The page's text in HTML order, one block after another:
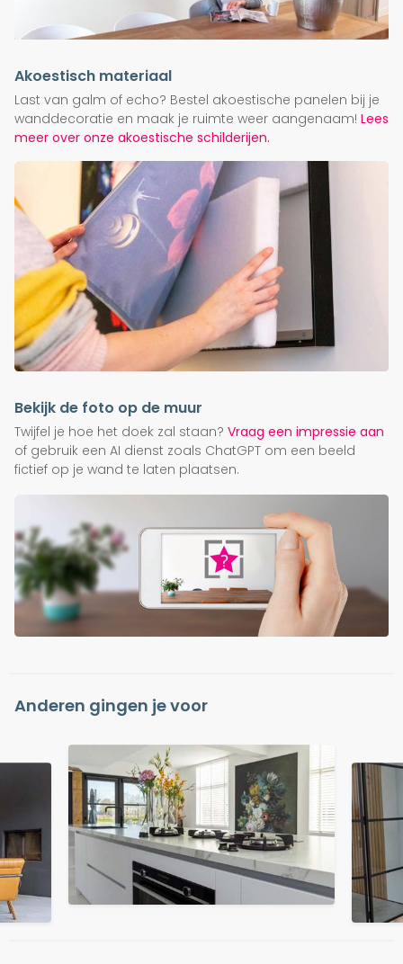
Akoestisch materiaal
Last van galm of echo? Bestel akoestische panelen bij je
wanddecoratie en maak je ruimte weer aangenaam! Lees
meer over onze akoestische schilderijen.
Bekijk de foto op de muur
Twijfel je hoe het doek zal staan? Vraag een impressie aan
of gebruik een AI dienst zoals ChatGPT om een beeld
fictief op je wand te laten plaatsen.
Anderen gingen je voor